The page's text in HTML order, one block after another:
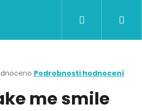
CERTIFIKÁTY A POUKAZY
Podrobnosti hodnocení
me smile